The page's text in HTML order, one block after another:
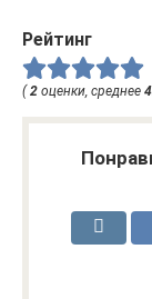
Рейтинг
( 2 оценки, среднее